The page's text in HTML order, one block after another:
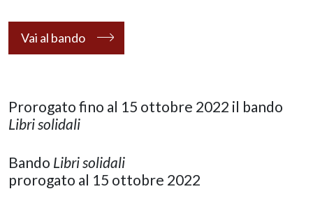
Vai al bando
Prorogato fino al 15 ottobre 2022 il bando
Libri solidali
Bando Libri solidali
prorogato al 15 ottobre 2022